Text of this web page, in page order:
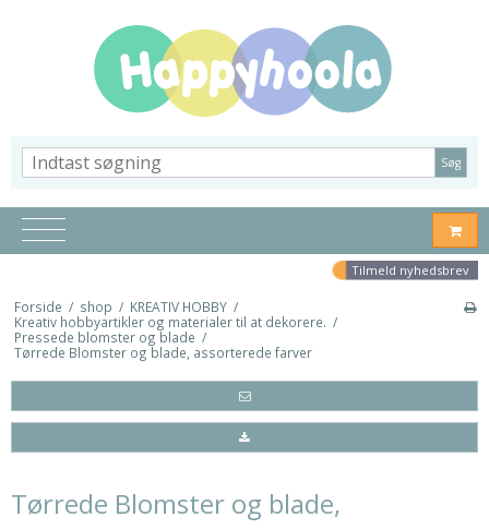
Søg
Tilmeld nyhedsbrev
Forside / shop / KREATIV HOBBY /
Kreativ hobbyartikler og materialer til at dekorere. /
Pressede blomster og blade /
Tørrede Blomster og blade, assorterede farver
Tørrede Blomster og blade,